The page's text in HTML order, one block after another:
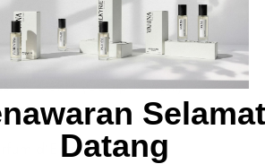
Body Shop
– Kiehl’s (Cukup hewani)
– Serge Lutens (Nada bulu)
d’Empire (Hewani)
Selamat
Datang